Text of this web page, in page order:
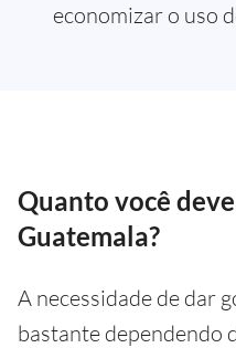
economizar o uso
Quanto você
Guatemala?
A necessidade de dar
bastante dependendo